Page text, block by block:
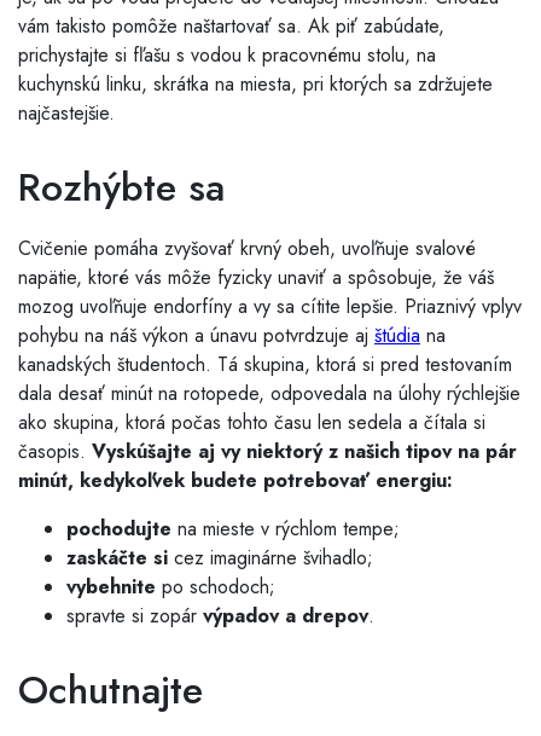
vám takisto pomôže naštartovať sa. Ak piť zabúdate,
prichystajte si fľašu s vodou k pracovnému stolu, na
kuchynskú linku, skrátka na miesta, pri ktorých sa zdržujete
najčastejšie.
Rozhýbte sa
Cvičenie pomáha zvyšovať krvný obeh, uvoľňuje svalové
napätie, ktoré vás môže fyzicky unaviť a spôsobuje, že váš
mozog uvoľňuje endorfíny a vy sa cítite lepšie. Priaznivý vplyv
pohybu na náš výkon a únavu potvrdzuje aj štúdia na
kanadských študentoch. Tá skupina, ktorá si pred testovaním
dala desať minút na rotopede, odpovedala na úlohy rýchlejšie
ako skupina, ktorá počas tohto času len sedela a čítala si
časopis. Vyskúšajte aj vy niektorý z našich tipov na pár
minút, kedykoľvek budete potrebovať energiu:
pochodujte na mieste v rýchlom tempe;
zaskáčte si cez imaginárne švihadlo;
vybehnite po schodoch;
spravte si zopár výpadov a drepov.
Ochutnajte